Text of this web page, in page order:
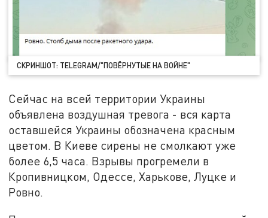
СКРИНШОТ: TELEGRAM/"ПОВЁРНУТЫЕ НА ВОЙНЕ"
Сейчас на всей территории Украины
объявлена воздушная тревога - вся карта
оставшейся Украины обозначена красным
цветом. В Киеве сирены не смолкают уже
более 6,5 часа. Взрывы прогремели в
Кропивницком, Одессе, Харькове, Луцке и
Ровно.